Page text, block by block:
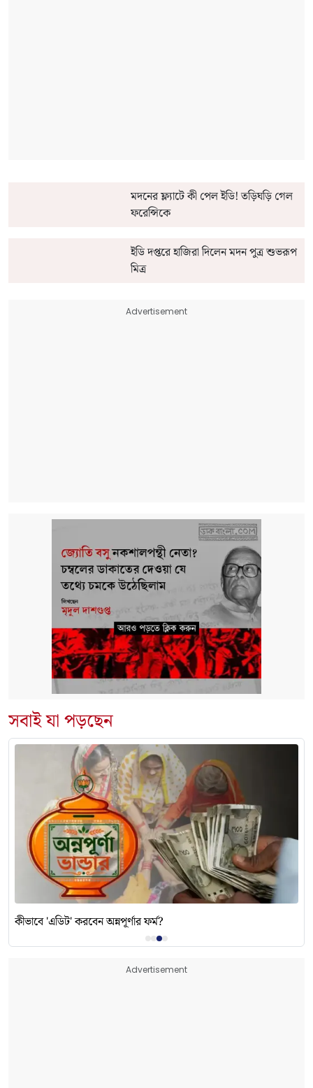
মদনের ফ্ল্যাটে কী পেল ইডি! তড়িঘড়ি গেল
ফরেন্সিকে
ইডি দপ্তরে হাজিরা দিলেন মদন পুত্র শুভরূপ
মিত্র
Advertisement
সবাই যা পড়ছেন
কীভাবে 'এডিট' করবেন অন্নপূর্ণার ফর্ম?
Advertisement